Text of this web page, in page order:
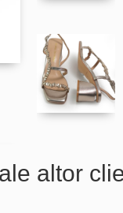
altor